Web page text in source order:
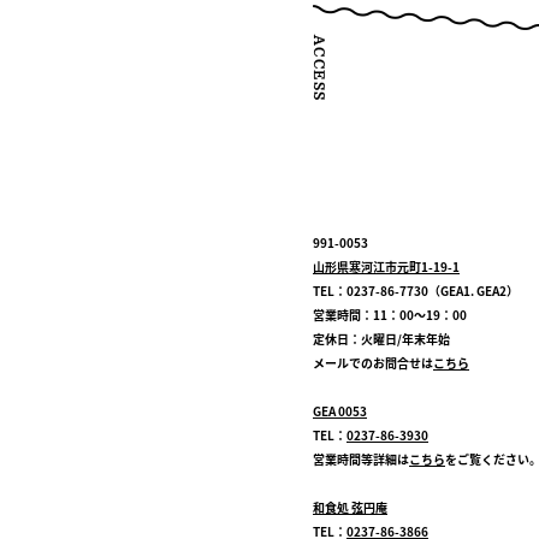
991-0053
山形県寒河江市元町1-19-1
TEL：0237-86-7730（GEA1. GEA2）
営業時間：11：00～19：00
定休日：火曜日/年末年始
メールでのお問合せはこちら
GEA 0053
TEL： 0237-86-3930
営業時間等詳細はこちらをご覧ください
和食処 弦円庵
TEL： 0237-86-3866